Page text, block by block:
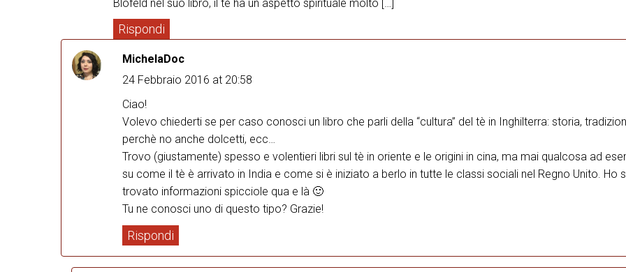
Blofeld nel suo libro, il tè ha un aspetto spirituale molto […]
Rispondi
MichelaDoc
24 Febbraio 2016 at 20:58
Ciao!
Volevo chiederti se per caso conosci un libro che parli della “cultura” del tè in Inghilterra: storia,
perchè no anche dolcetti, ecc…
Trovo (giustamente) spesso e volentieri libri sul tè in oriente e le origini in cina, ma mai qualcosa ad
su come il tè è arrivato in India e come si è iniziato a berlo in tutte le classi sociali nel Regno Unito. Ho
trovato informazioni spicciole qua e là 🙂
Tu ne conosci uno di questo tipo? Grazie!
Rispondi